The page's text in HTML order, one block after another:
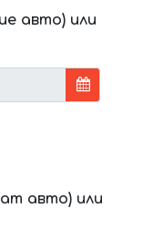
авто) или
авто) или